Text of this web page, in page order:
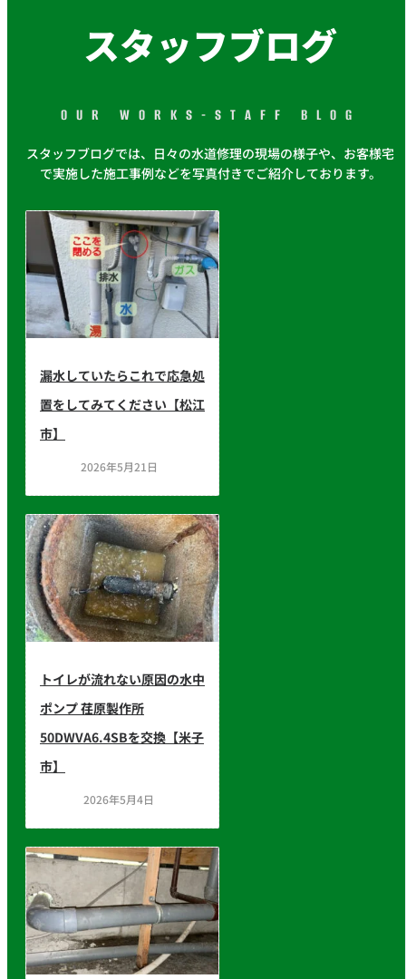
スタッフブログ
OUR WORKS-STAFF BLOG
スタッフブログでは、日々の水道修理の現場の様子や、お客様宅
で実施した施工事例などを写真付きでご紹介しております。
漏水していたらこれで応急処
置をしてみてください【松江
市】
2026年5月21日
トイレが流れない原因の水中
ポンプ 荏原製作所
50DWVA6.4SBを交換【米子
市】
2026年5月4日